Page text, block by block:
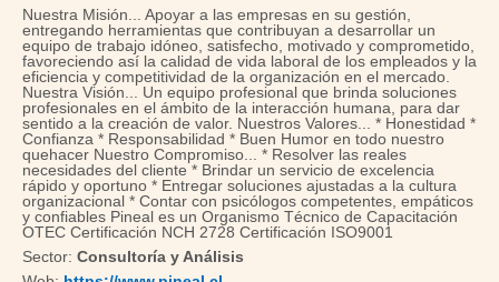
Nuestra Misión... Apoyar a las empresas en su gestión,
entregando herramientas que contribuyan a desarrollar un
equipo de trabajo idóneo, satisfecho, motivado y comprometido,
favoreciendo así la calidad de vida laboral de los empleados y la
eficiencia y competitividad de la organización en el mercado.
Nuestra Visión... Un equipo profesional que brinda soluciones
profesionales en el ámbito de la interacción humana, para dar
sentido a la creación de valor. Nuestros Valores... * Honestidad *
Confianza * Responsabilidad * Buen Humor en todo nuestro
quehacer Nuestro Compromiso... * Resolver las reales
necesidades del cliente * Brindar un servicio de excelencia
rápido y oportuno * Entregar soluciones ajustadas a la cultura
organizacional * Contar con psicólogos competentes, empáticos
y confiables Pineal es un Organismo Técnico de Capacitación
OTEC Certificación NCH 2728 Certificación ISO9001
Sector: Consultoría y Análisis